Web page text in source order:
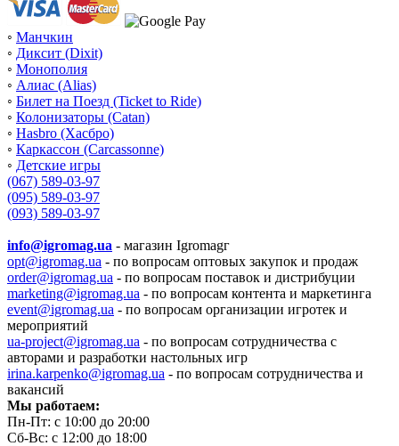
◦ Манчкин
◦ Диксит (Dixit)
◦ Монополия
◦ Алиас (Alias)
◦ Билет на Поезд (Ticket to Ride)
◦ Колонизаторы (Catan)
◦ Hasbro (Хасбро)
◦ Каркассон (Carcassonne)
◦ Детские игры
(067) 589-03-97
(095) 589-03-97
(093) 589-03-97
info@igromag.ua - магазин Igromagг
opt@igromag.ua - по вопросам оптовых закупок и продаж
order@igromag.ua - по вопросам поставок и дистрибуции
marketing@igromag.ua - по вопросам контента и маркетинга
event@igromag.ua - по вопросам организации игротек и
мероприятий
ua-project@igromag.ua - по вопросам сотрудничества с
авторами и разработки настольных игр
irina.karpenko@igromag.ua - по вопросам сотрудничества и
вакансий
Мы работаем:
Пн-Пт: с 10:00 до 20:00
Сб-Вс: с 12:00 до 18:00